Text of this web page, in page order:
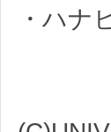
・ハナ